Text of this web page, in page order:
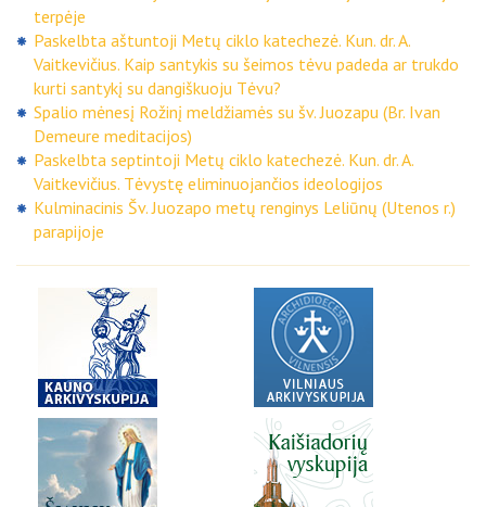
terpėje
Paskelbta aštuntoji Metų ciklo katechezė. Kun. dr. A.
Vaitkevičius. Kaip santykis su šeimos tėvu padeda ar trukdo
kurti santykį su dangiškuoju Tėvu?
Spalio mėnesį Rožinį meldžiamės su šv. Juozapu (Br. Ivan
Demeure meditacijos)
Paskelbta septintoji Metų ciklo katechezė. Kun. dr. A.
Vaitkevičius. Tėvystę eliminuojančios ideologijos
Kulminacinis Šv. Juozapo metų renginys Leliūnų (Utenos r.)
parapijoje